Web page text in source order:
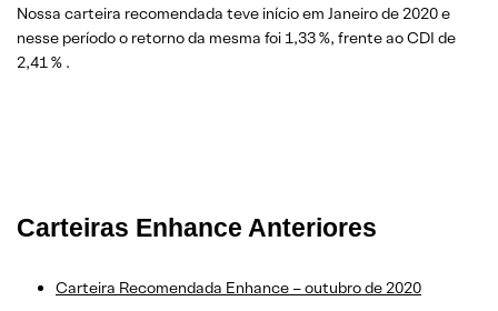
Nossa carteira recomendada teve início em Janeiro de 2020 e
nesse período o retorno da mesma foi 1,33 %, frente ao CDI de
2,41 % .
Carteiras Enhance Anteriores
Carteira Recomendada Enhance – outubro de 2020